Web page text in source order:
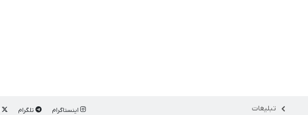
تبلیغات اینستاگرام تلگرام